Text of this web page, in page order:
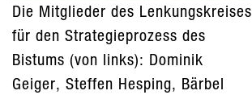
Die Mitglieder des Lenkungskreises
für den Strategieprozess des
Bistums (von links): Dominik
Geiger, Steffen Hesping, Bärbel